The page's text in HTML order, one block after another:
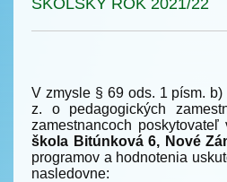
ŠKOLSKÝ ROK 2021/22
V zmysle § 69 ods. 1 písm.
z. o pedagogických
zamestnancoch poskytovateľ
škola Bitúnková 6, Nové
programov a hodnotenia
nasledovne: